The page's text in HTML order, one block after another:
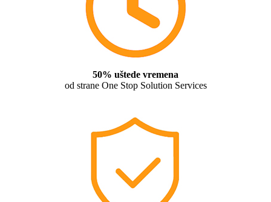
50% uštede vremena
od strane One Stop Solution Services